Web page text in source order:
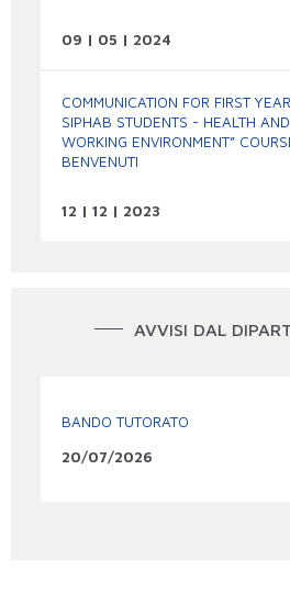
09 | 05 | 2024
COMMUNICATION FOR FIRST
SIPHAB STUDENTS - HEALTH
WORKING ENVIRONMENT”
BENVENUTI
12 | 12 | 2023
AVVISI DAL
BANDO TUTORATO
20/07/2026